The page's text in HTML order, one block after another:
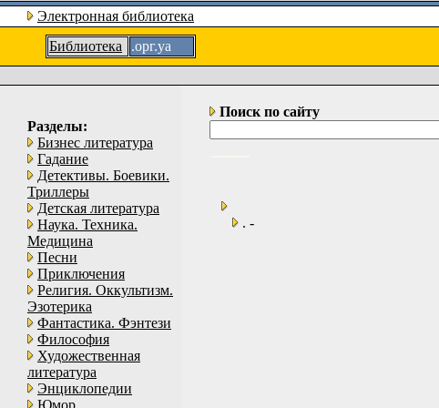
Электронная библиотека
Библиотека
.орг.уа
Разделы:
Бизнес литература
Гадание
Детективы. Боевики.
Триллеры
Детская литература
Наука. Техника.
Медицина
Песни
Приключения
Религия. Оккультизм.
Эзотерика
Фантастика. Фэнтези
Философия
Художественная
литература
Энциклопедии
Юмор
Поиск по сайту
. -